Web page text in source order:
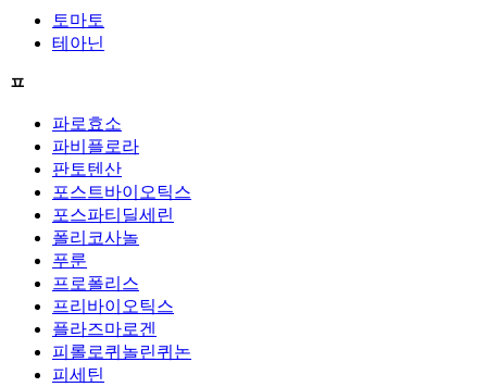
토마토
테아닌
ㅍ
파로효소
파비플로라
판토텐산
포스트바이오틱스
포스파티딜세린
폴리코사놀
푸룬
프로폴리스
프리바이오틱스
플라즈마로겐
피롤로퀴놀린퀴논
피세틴